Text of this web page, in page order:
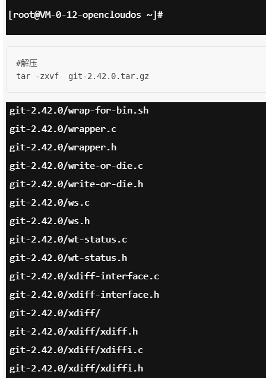
#解压
tar -zxvf  git-2.42.0.tar.gz